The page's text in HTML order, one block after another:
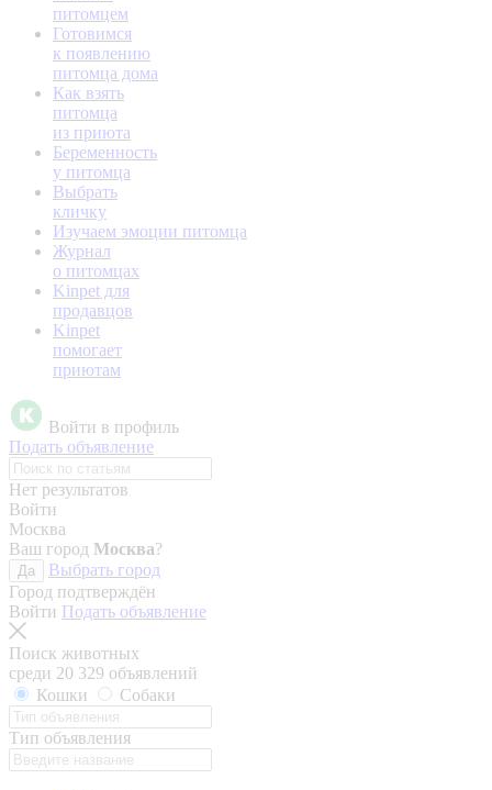
питомцем
Готовимся
к появлению
питомца дома
Как взять
питомца
из приюта
Беременность
у питомца
Выбрать
кличку
Изучаем эмоции питомца
Журнал
о питомцах
Kinpet для
продавцов
Kinpet
помогает
приютам
Войти в профиль
Подать объявление
Нет результатов
Войти
Москва
Ваш город Москва?
Да
Выбрать город
Город подтверждён
Войти Подать объявление
Поиск животных
среди 20 329 объявлений
Кошки
Собаки
Тип объявления